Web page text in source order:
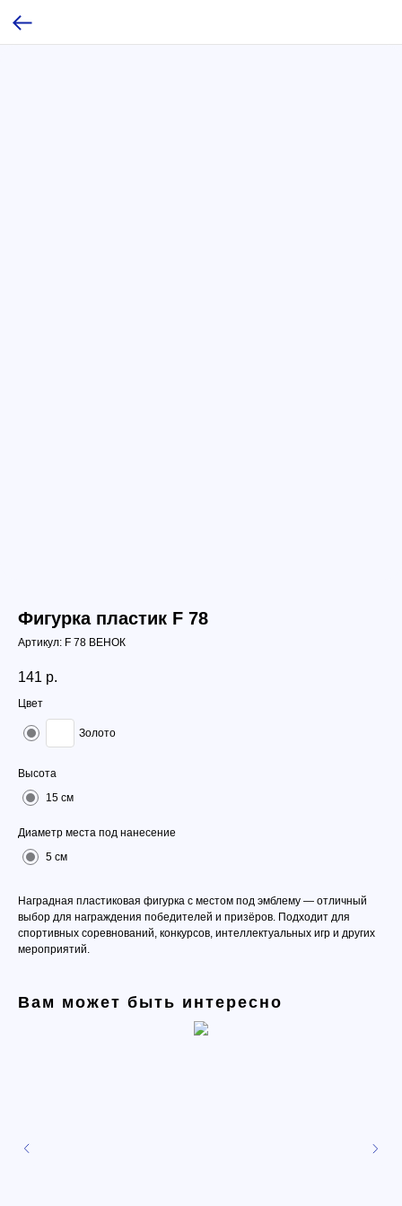
Фигурка пластик F 78
Артикул: F 78 ВЕНОК
141 р.
Цвет
Золото
Высота
15 см
Диаметр места под нанесение
5 см
Наградная пластиковая фигурка с местом под эмблему — отличный
выбор для награждения победителей и призёров. Подходит для
спортивных соревнований, конкурсов, интеллектуальных игр и других
мероприятий.
Вам может быть интересно